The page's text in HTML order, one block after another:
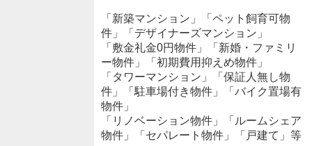
「新築マンション」「ペット飼育可物
件」「デザイナーズマンション」
「敷金礼金0円物件」「新婚・ファミリ
ー物件」「初期費用抑えめ物件」
「タワーマンション」「保証人無し物
件」「駐車場付き物件」「バイク置場有
物件」
「リノベーション物件」「ルームシェア
物件」「セパレート物件」「戸建て」等